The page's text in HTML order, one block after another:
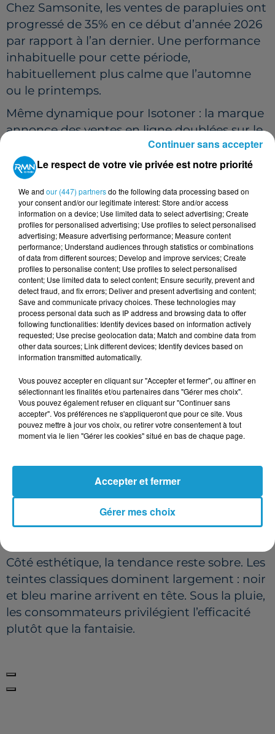
Chez Samsonite, les ventes de parapluies ont
progressé de 35% en ce début d’année 2026
par rapport à l’an dernier. Une performance
inhabituelle pour cette période,
habituellement plus calme que l’automne
ou le printemps.
Même dynamique pour Isotoner : la marque
annonce des ventes en ligne doublées sur le
mois de février. Les dernières années déjà
pluvieuses avaient préparé le terrain, avec un
record approchant le million de parapluies
écoulés en 2024.
DES VENTES MULTIPLIÉES PAR TROIS
EN BRETAGNE
En Bretagne, le siteRue du Parapluiefait figure de
baromètre national. Depuis début février 2026, ses
ventes ont été multipliées par trois par rapport à
février 2025.
Spécialisée dans la vente en ligne sur tout le
territoire, l’entreprise observe en temps réel l’impact
direct des intempéries sur les commandes.
DES CONSOMMATEURS PLUS
EXIGEANTS
Le succès se concentre sur les modèles
compacts, automatiques et renforcés,
clients se détournent des produits d’entrée
de gamme qui cèdent à la première
bourrasque et préfèrent investir dans un
Côté esthétique, la tendance reste sobre. Les
teintes classiques dominent largement : noir
et bleu marine arrivent en tête. Sous la pluie,
les consommateurs privilégient l’efficacité
plutôt que la fantaisie.
Le respect de votre vie privée est notre priorité
We and our (447) partnersdo the following data processing based on
your consent and/or our legitimate interest: Store and/or access
information on a device; Use limited data to select advertising; Create
profiles for personalised advertising; Use profiles to select personalised
advertising; Measure advertising performance; Measure content
performance; Understand audiences through statistics or combinations
of data from different sources; Develop and improve services; Create
profiles to personalise content; Use profiles to select personalised
content; Use limited data to select content; Ensure security, prevent and
detect fraud, and fix errors; Deliver and present advertising and content;
Save and communicate privacy choices. These technologies may
process personal data such as IP address and browsing data to offer
following functionalities: Identify devices based on information actively
requested; Use precise geolocation data; Match and combine data from
other data sources; Link different devices; Identify devices based on
information transmitted automatically.
Vous pouvez accepter en cliquant sur "Accepter et fermer", ou affiner en
sélectionnant les finalités et/ou partenaires dans "Gérer mes choix".
Vous pouvez également refuser en cliquant sur "Continuer sans
accepter". Vos préférences ne s'appliqueront que pour ce site. Vous
pouvez mettre à jour vos choix, ou retirer votre consentement à tout
moment via le lien "Gérer les cookies" situé en bas de chaque page.
Gérer mes choix
Accepter et fermer
Continuer sans accepter